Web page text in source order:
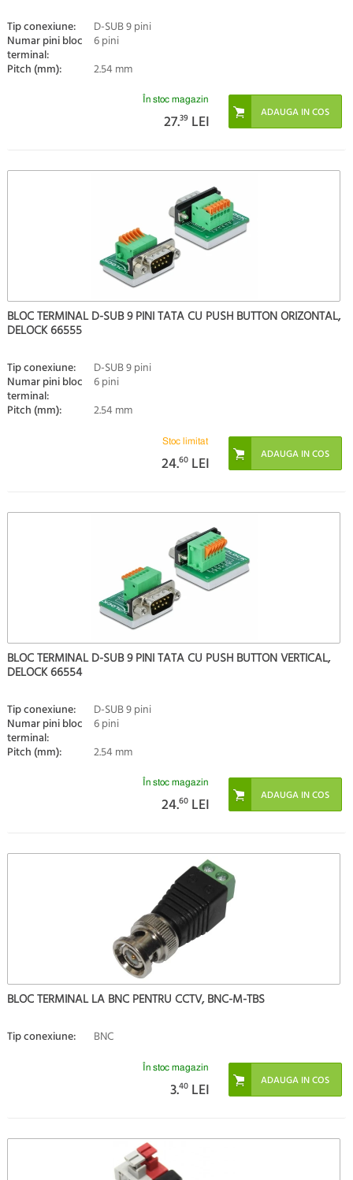
Tip conexiune: D-SUB 9 pini
Numar pini bloc
terminal:
6 pini
Pitch (mm):
2.54 mm
În stoc magazin
27.39 LEI
BLOC TERMINAL D-SUB 9 PINI TATA CU PUSH BUTTON ORIZONTAL,
DELOCK 66555
Tip conexiune: D-SUB 9 pini
Numar pini bloc
terminal:
6 pini
Pitch (mm):
2.54 mm
Stoc limitat
24.60 LEI
BLOC TERMINAL D-SUB 9 PINI TATA CU PUSH BUTTON VERTICAL,
DELOCK 66554
Tip conexiune: D-SUB 9 pini
Numar pini bloc
terminal:
6 pini
Pitch (mm):
2.54 mm
În stoc magazin
24.60 LEI
BLOC TERMINAL LA BNC PENTRU CCTV, BNC-M-TBS
Tip conexiune: BNC
În stoc magazin
3.40 LEI